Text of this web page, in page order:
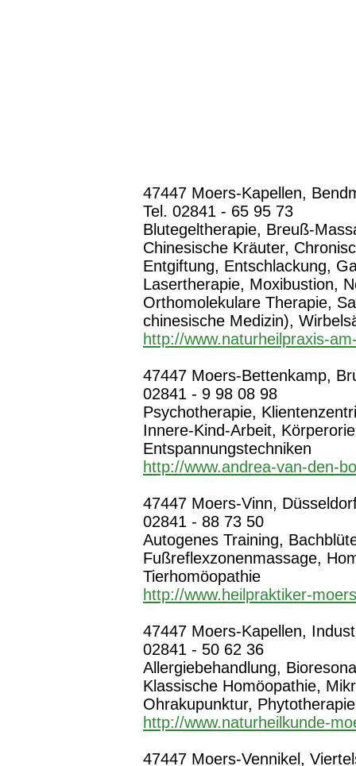
47447 Moers-Kapellen,
Tel. 02841 - 65 95 73
Blutegeltherapie, Breuß-
Chinesische Kräuter,
Entgiftung, Entschlackung,
Lasertherapie, Moxibustion,
Orthomolekulare Therapie,
chinesische Medizin),
http://www.naturheilpraxis-
47447 Moers-Bettenkamp,
02841 - 9 98 08 98
Psychotherapie,
Innere-Kind-Arbeit,
Entspannungstechniken
http://www.andrea-van-den-
47447 Moers-Vinn,
02841 - 88 73 50
Autogenes Training,
Fußreflexzonenmassage,
Tierhomöopathie
http://www.heilpraktiker-
47447 Moers-Kapellen,
02841 - 50 62 36
Allergiebehandlung,
Klassische Homöopathie,
Ohrakupunktur, Phytotherapie
http://www.naturheilkunde-
47447 Moers-Vennikel,